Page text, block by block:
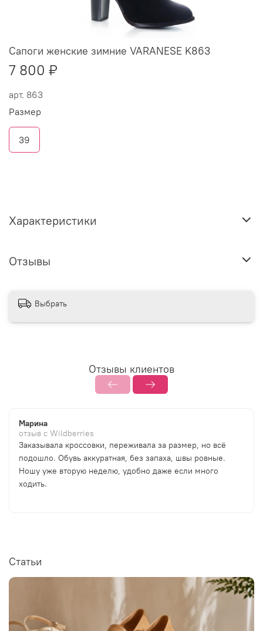
арт. 863
Сапоги женские зимние VARANESE K863
7 800 ₽
Размер
39
Характеристики
Отзывы
Выбрать
Отзывы клиентов
Марина
отзыв с Wildberries
Заказывала кроссовки, переживала за размер, но всё
подошло. Обувь аккуратная, без запаха, швы ровные.
Ношу уже вторую неделю, удобно даже если много
ходить.
Статьи